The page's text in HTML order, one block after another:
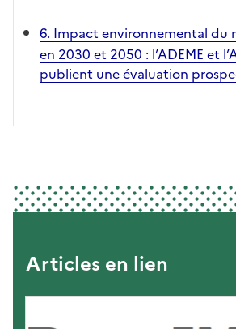
6. Impact environnemental du
en 2030 et 2050 : l’ADEME et
publient une évaluation
Articles en lien